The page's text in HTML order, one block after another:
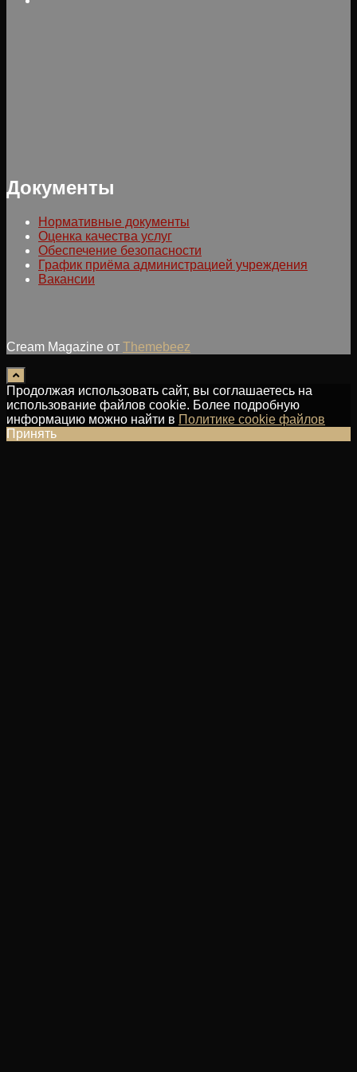
Документы
Нормативные документы
Оценка качества услуг
Обеспечение безопасности
График приёма администрацией учреждения
Вакансии
Cream Magazine от Themebeez
Продолжая использовать сайт, вы соглашаетесь на
использование файлов cookie. Более подробную
информацию можно найти в Политике cookie файлов
Принять